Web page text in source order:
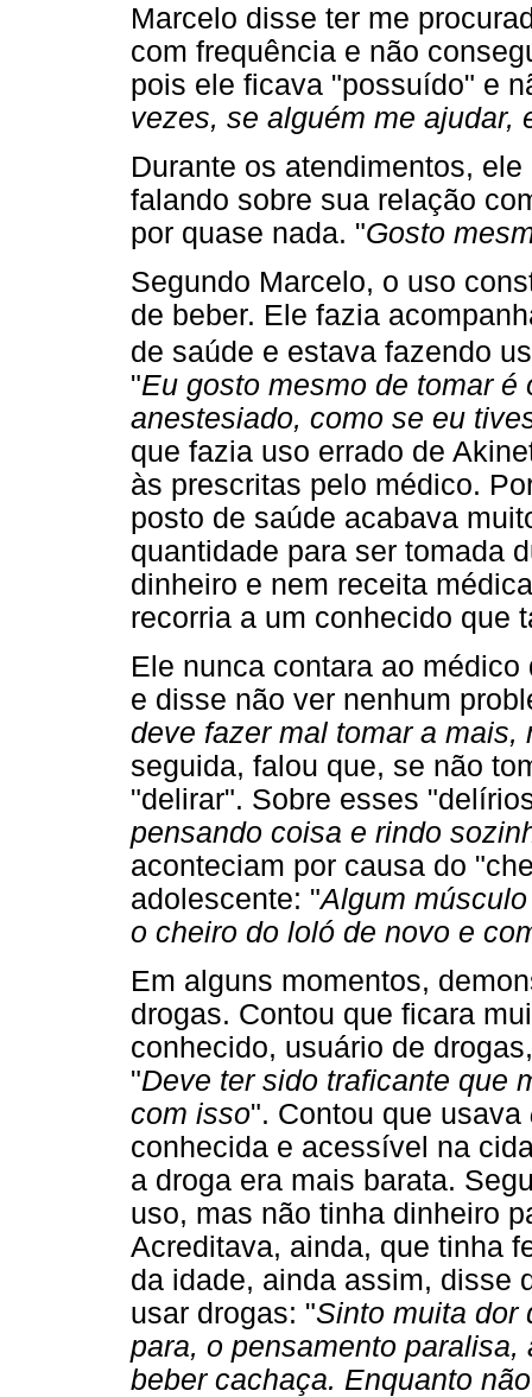
Marcelo disse ter me
com frequência e não
pois ele ficava "possuído" e
vezes, se alguém me ajudar,
Durante os atendimentos,
falando sobre sua relação
por quase nada. "Gosto
Segundo Marcelo, o uso
de beber. Ele fazia
de saúde e estava fazendo
"Eu gosto mesmo de tomar é
anestesiado, como se eu
que fazia uso errado de
às prescritas pelo médico.
posto de saúde acabava
quantidade para ser tomada
dinheiro e nem receita
recorria a um conhecido que
Ele nunca contara ao
e disse não ver nenhum
deve fazer mal tomar a
seguida, falou que, se não
"delirar". Sobre esses
pensando coisa e rindo
aconteciam por causa do
adolescente: "Algum
o cheiro do loló de novo e
Em alguns momentos,
drogas. Contou que ficara
conhecido, usuário de
"Deve ter sido traficante que
com isso". Contou que usava
conhecida e acessível na
a droga era mais barata.
uso, mas não tinha dinheiro
Acreditava, ainda, que tinha
da idade, ainda assim, disse
usar drogas: "Sinto muita dor
para, o pensamento
beber cachaça. Enquanto